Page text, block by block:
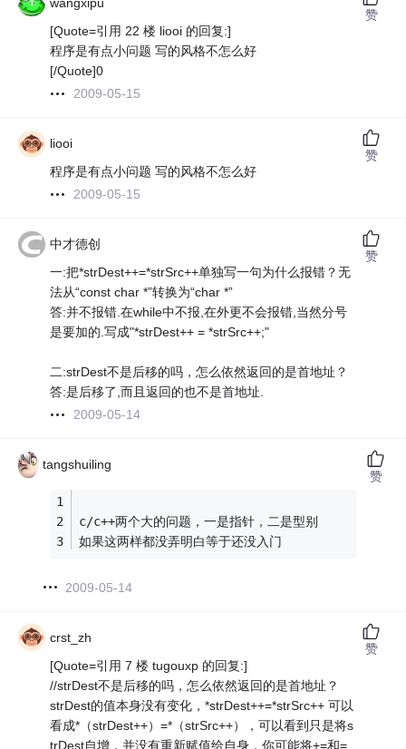
wangxipu
[Quote=引用 22 楼 liooi 的回复:]
程序是有点小问题 写的风格不怎么好
[/Quote]0
2009-05-15
赞
liooi
程序是有点小问题 写的风格不怎么好
2009-05-15
赞
中才德创
一:把*strDest++=*strSrc++单独写一句为什么报错？无
法从“const char *”转换为“char *”
答:并不报错.在while中不报,在外更不会报错,当然分号
是要加的.写成"*strDest++ = *strSrc++;"
二:strDest不是后移的吗，怎么依然返回的是首地址？
答:是后移了,而且返回的也不是首地址.
2009-05-14
赞
tangshuiling
c/c++两个大的问题，一是指针，二是型别
如果这两样都没弄明白等于还没入门
2009-05-14
赞
crst_zh
[Quote=引用 7 楼 tugouxp 的回复:]
//strDest不是后移的吗，怎么依然返回的是首地址？
strDest的值本身没有变化，*strDest++=*strSrc++ 可以
看成*（strDest++）=*（strSrc++），可以看到只是将s
trDest自增，并没有重新赋值给自身，你可能将+=和=
赞